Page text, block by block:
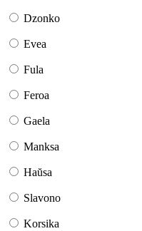
Dzonko
Evea
Fula
Feroa
Gaela
Manksa
Haŭsa
Slavono
Korsika